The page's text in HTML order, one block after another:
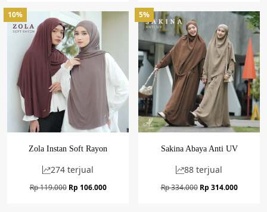
Rp 349.000.
adalah:
Rp 301.000.
10%
Zola Instan Soft Rayon
274 terjual
Rp119.000 Harga
Rp 106.000Harga
5%
Sakina Abaya Anti UV
88 terjual
Rp334.000 Harga
Rp 314.000Harga